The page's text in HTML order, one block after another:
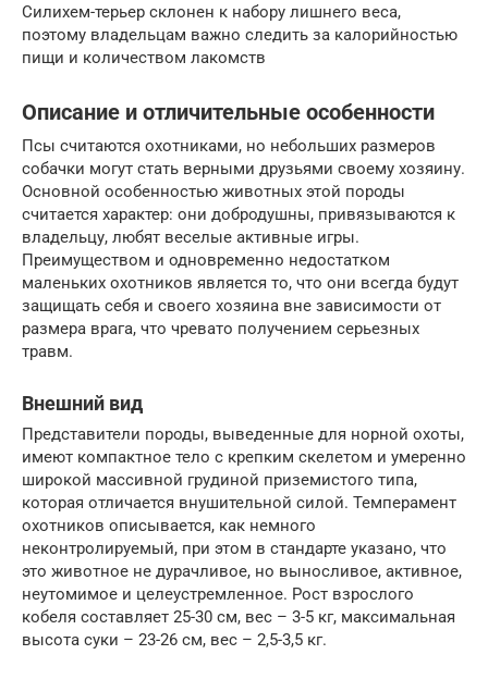
Силихем-терьер склонен к набору лишнего веса,
поэтому владельцам важно следить за калорийностью
пищи и количеством лакомств
Описание и отличительные особенности
Псы считаются охотниками, но небольших размеров
собачки могут стать верными друзьями своему хозяину.
Основной особенностью животных этой породы
считается характер: они добродушны, привязываются к
владельцу, любят веселые активные игры.
Преимуществом и одновременно недостатком
маленьких охотников является то, что они всегда будут
защищать себя и своего хозяина вне зависимости от
размера врага, что чревато получением серьезных
травм.
Внешний вид
Представители породы, выведенные для норной охоты,
имеют компактное тело с крепким скелетом и умеренно
широкой массивной грудиной приземистого типа,
которая отличается внушительной силой. Темперамент
охотников описывается, как немного
неконтролируемый, при этом в стандарте указано, что
это животное не дурачливое, но выносливое, активное,
неутомимое и целеустремленное. Рост взрослого
кобеля составляет 25-30 см, вес – 3-5 кг, максимальная
высота суки – 23-26 см, вес – 2,5-3,5 кг.